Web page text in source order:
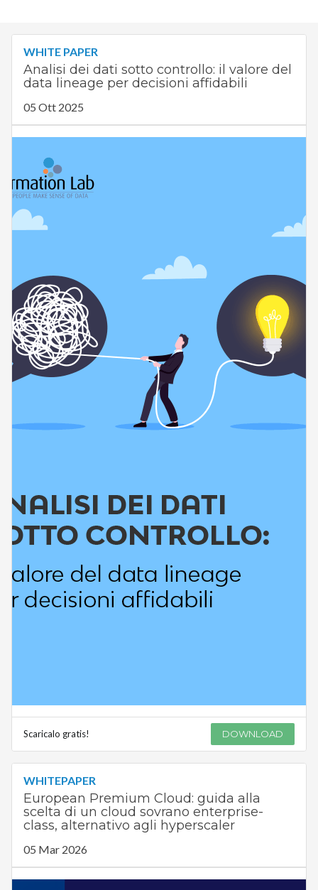
WHITE PAPER
Analisi dei dati sotto controllo: il valore del
data lineage per decisioni affidabili
05 Ott 2025
Scaricalo gratis! DOWNLOAD
WHITEPAPER
European Premium Cloud: guida alla
scelta di un cloud sovrano enterprise-
class, alternativo agli hyperscaler
05 Mar 2026